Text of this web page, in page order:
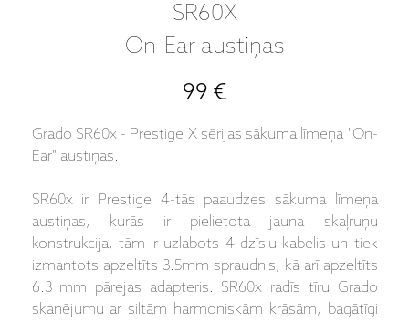
SR60X
On-Ear austiņas
99 €
Grado SR60x - Prestige X sērijas sākuma līmeņa "On-
Ear" austiņas.
SR60x ir Prestige 4-tās paaudzes sākuma līmeņa
austiņas, kurās ir pielietota jauna skaļruņu
konstrukcija, tām ir uzlabots 4-dzīslu kabelis un tiek
izmantots apzeltīts 3.5mm spraudnis, kā arī apzeltīts
6.3 mm pārejas adapteris. SR60x radīs tīru Grado
skanējumu ar siltām harmoniskām krāsām, bagātīgi